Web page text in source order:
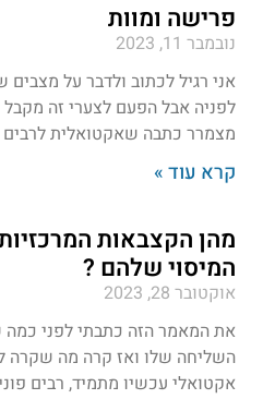
פרישה ומוות
נובמבר 11, 2023
אני רגיל לכתוב ולדבר על
לפניה אבל הפעם לצערי זה
מצמרר כתבה שאקטואלית לרבים
קרא עוד »
מהן הקצבאות
המיסוי שלהם ?
אוקטובר 28, 2023
את המאמר הזה כתבתי לפני כמה
השליחה שלו ואז קרה מה שקרה
אקטואלי עכשיו מתמיד, רבים